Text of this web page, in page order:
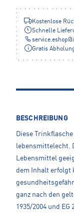
Kostenlose
Schnelle
service.eshop@
Gratis
BESCHREIBUNG
Diese
lebensmittelecht.
Lebensmittel
dem Inhalt erfolgt
ganz nach den
1935/2004 und